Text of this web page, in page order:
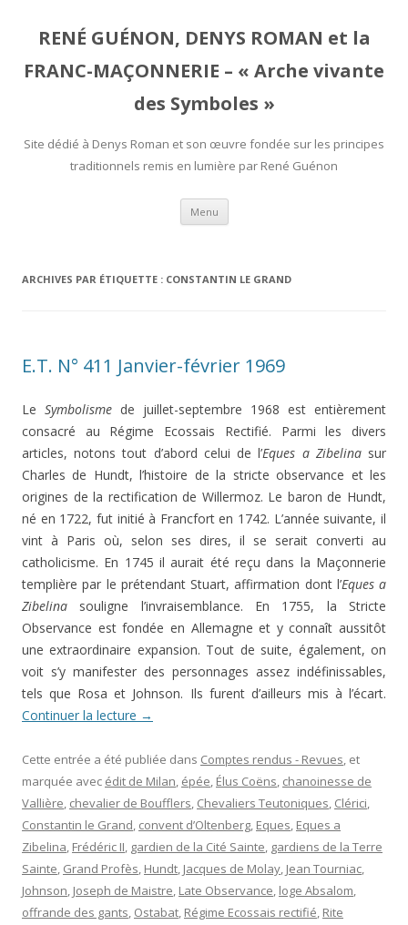
RENÉ GUÉNON, DENYS ROMAN et la
FRANC-MAÇONNERIE – « Arche vivante
des Symboles »
Site dédié à Denys Roman et son œuvre fondée sur les principes
traditionnels remis en lumière par René Guénon
Menu Aller
contenu
ARCHIVES PAR ÉTIQUETTE : CONSTANTIN LE GRAND
E.T. N° 411 Janvier-février 1969
Le Symbolisme de juillet-septembre 1968 est entièrement
consacré au Régime Ecossais Rectifié. Parmi les divers
articles, notons tout d’abord celui de l’Eques a Zibelina sur
Charles de Hundt, l’histoire de la stricte observance et les
origines de la rectification de Willermoz. Le baron de Hundt,
né en 1722, fut initié à Francfort en 1742. L’année suivante, il
vint à Paris où, selon ses dires, il se serait converti au
catholicisme. En 1745 il aurait été reçu dans la Maçonnerie
templière par le prétendant Stuart, affirmation dont l’Eques a
Zibelina souligne l’invraisemblance. En 1755, la Stricte
Observance est fondée en Allemagne et y connaît aussitôt
une extraordinaire expansion. Tout de suite, également, on
voit s’y manifester des personnages assez indéfinissables,
tels que Rosa et Johnson. Ils furent d’ailleurs mis à l’écart.
Continuer la lecture →
Cette entrée a été publiée dans Comptes rendus - Revues, et
marquée avec édit de Milan, épée, Élus Coëns, chanoinesse de
Vallière, chevalier de Boufflers, Chevaliers Teutoniques, Clérici,
Constantin le Grand, convent d’Oltenberg, Eques, Eques a
Zibelina, Frédéric II, gardien de la Cité Sainte, gardiens de la Terre
Sainte, Grand Profès, Hundt, Jacques de Molay, Jean Tourniac,
Johnson, Joseph de Maistre, Late Observance, loge Absalom,
offrande des gants, Ostabat, Régime Ecossais rectifié, Rite